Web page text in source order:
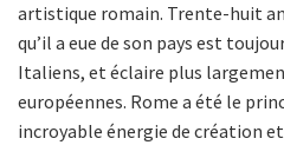
artistique romain. Trente-huit
qu’il a eue de son pays est
Italiens, et éclaire plus
européennes. Rome a été le
incroyable énergie de création